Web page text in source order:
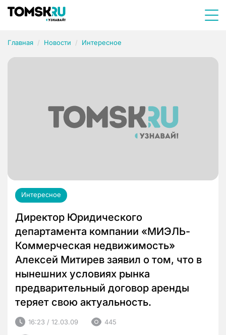
Главная Новости Интересное
Интересное
Директор Юридического
департамента компании «МИЭЛЬ-
Коммерческая недвижимость»
Алексей Митирев заявил о том, что в
нынешних условиях рынка
предварительный договор аренды
теряет свою актуальность.
16:23 / 12.03.09 445